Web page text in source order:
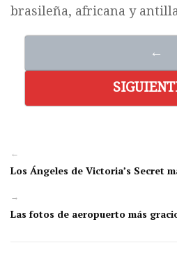
brasileña, africana y
←
←
Los Ángeles de Victoria’s Secret
→
Las fotos de aeropuerto más